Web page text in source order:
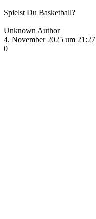
Spielst Du Basketball?
Unknown Author
4. November 2025 um 21:27
0